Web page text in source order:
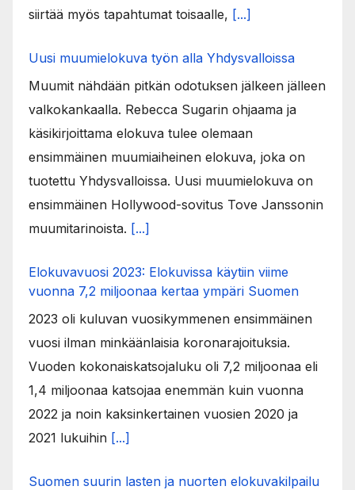
siirtää myös tapahtumat toisaalle, [...]
Uusi muumielokuva työn alla Yhdysvalloissa
Muumit nähdään pitkän odotuksen jälkeen jälleen
valkokankaalla. Rebecca Sugarin ohjaama ja
käsikirjoittama elokuva tulee olemaan
ensimmäinen muumiaiheinen elokuva, joka on
tuotettu Yhdysvalloissa. Uusi muumielokuva on
ensimmäinen Hollywood-sovitus Tove Janssonin
muumitarinoista. [...]
Elokuvavuosi 2023: Elokuvissa käytiin viime
vuonna 7,2 miljoonaa kertaa ympäri Suomen
2023 oli kuluvan vuosikymmenen ensimmäinen
vuosi ilman minkäänlaisia koronarajoituksia.
Vuoden kokonaiskatsojaluku oli 7,2 miljoonaa eli
1,4 miljoonaa katsojaa enemmän kuin vuonna
2022 ja noin kaksinkertainen vuosien 2020 ja
2021 lukuihin [...]
Suomen suurin lasten ja nuorten elokuvakilpailu